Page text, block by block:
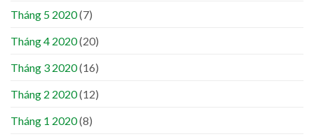
Tháng 5 2020(7)
Tháng 4 2020(20)
Tháng 3 2020(16)
Tháng 2 2020(12)
Tháng 1 2020(8)